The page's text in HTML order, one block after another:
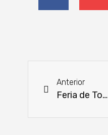
Anterior
Feria de Tomates: Precio diferenciado, calidad excepcional